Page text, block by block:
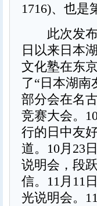
1716)、也是
此次发布
日以来日本
文化塾在东
了“日本湖南
部分会在名
竞赛大会。
行的日中友
道。10月23
说明会，段
信。11月11
光说明会。